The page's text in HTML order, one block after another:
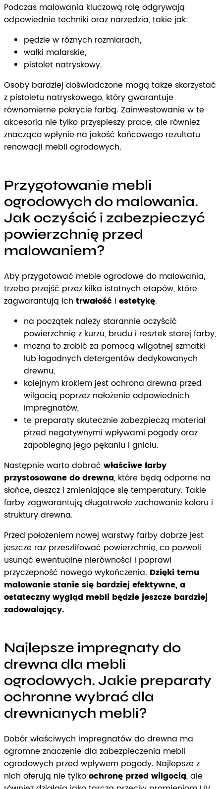
Podczas malowania kluczową rolę odgrywają
odpowiednie techniki oraz narzędzia, takie jak:
pędzle w różnych rozmiarach,
wałki malarskie,
pistolet natryskowy.
Osoby bardziej doświadczone mogą także skorzystać
z pistoletu natryskowego, który gwarantuje
równomierne pokrycie farbą. Zainwestowanie w te
akcesoria nie tylko przyspieszy prace, ale również
znacząco wpłynie na jakość końcowego rezultatu
renowacji mebli ogrodowych.
Przygotowanie mebli
ogrodowych do malowania.
Jak oczyścić i zabezpieczyć
powierzchnię przed
malowaniem?
Aby przygotować meble ogrodowe do malowania,
trzeba przejść przez kilka istotnych etapów, które
zagwarantują ich trwałość i estetykę.
na początek należy starannie oczyścić
powierzchnię z kurzu, brudu i resztek starej farby,
można to zrobić za pomocą wilgotnej szmatki
lub łagodnych detergentów dedykowanych
drewnu,
kolejnym krokiem jest ochrona drewna przed
wilgocią poprzez nałożenie odpowiednich
impregnatów,
te preparaty skutecznie zabezpieczą materiał
przed negatywnymi wpływami pogody oraz
zapobiegną jego pękaniu i gniciu.
Następnie warto dobrać właściwe farby
przystosowane do drewna, które będą odporne na
słońce, deszcz i zmieniające się temperatury. Takie
farby zagwarantują długotrwałe zachowanie koloru i
struktury drewna.
Przed położeniem nowej warstwy farby dobrze jest
jeszcze raz przeszlifować powierzchnię, co pozwoli
usunąć ewentualne nierówności i poprawi
przyczepność nowego wykończenia. Dzięki temu
malowanie stanie się bardziej efektywne, a
ostateczny wygląd mebli będzie jeszcze bardziej
zadowalający.
Najlepsze impregnaty do
drewna dla mebli
ogrodowych. Jakie preparaty
ochronne wybrać dla
drewnianych mebli?
Dobór właściwych impregnatów do drewna ma
ogromne znaczenie dla zabezpieczenia mebli
ogrodowych przed wpływem pogody. Najlepsze z
nich oferują nie tylkoochronę przed wilgocią, ale